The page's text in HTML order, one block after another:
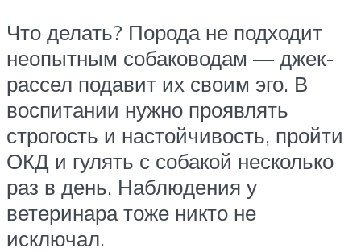
Что делать? Порода не подходит
неопытным собаководам — джек-
рассел подавит их своим эго. В
воспитании нужно проявлять
строгость и настойчивость, пройти
ОКД и гулять с собакой несколько
раз в день. Наблюдения у
ветеринара тоже никто не
исключал.